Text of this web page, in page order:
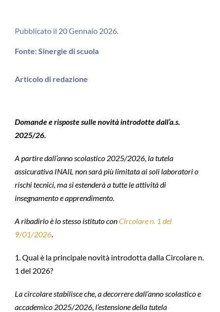
Pubblicato il 20 Gennaio 2026.
Fonte: Sinergie di scuola
Articolo di redazione
Domande e risposte sulle novità introdotte dall’a.s.
2025/26.
A partire dall’anno scolastico 2025/2026, la tutela
assicurativa INAIL non sarà più limitata ai soli laboratori o
rischi tecnici, ma si estenderà a tutte le attività di
insegnamento e apprendimento.
A ribadirlo è lo stesso istituto conCircolare n. 1 del
9/01/2026.
1. Qual è la principale novità introdotta dalla Circolare n.
1 del 2026?
La circolare stabilisce che, a decorrere dall’anno scolastico e
accademico 2025/2026, l’estensione della tutela